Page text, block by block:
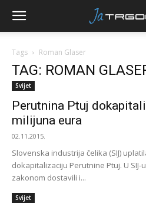
Tags Roman Glaser
TAG: ROMAN
Svijet
Perutnina Ptuj
milijuna eura
02.11.2015.
Slovenska industrija čelika (SIJ)
dokapitalizaciju Perutnine Ptuj. U
zakonom dostavili i...
Svijet